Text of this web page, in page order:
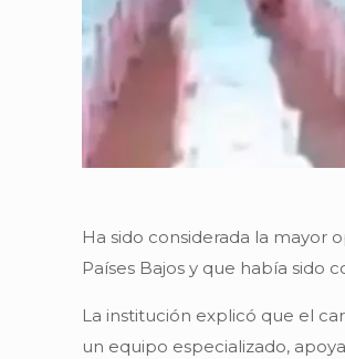
Ha sido considerada la mayor
Países Bajos y que había sido
La institución explicó que el
un equipo especializado,